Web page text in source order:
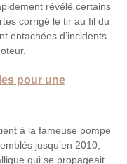
révélé certains
corrigé le tir au fil du
entachées d’incidents
pour une
à la fameuse pompe
jusqu’en 2010,
qui se propageait